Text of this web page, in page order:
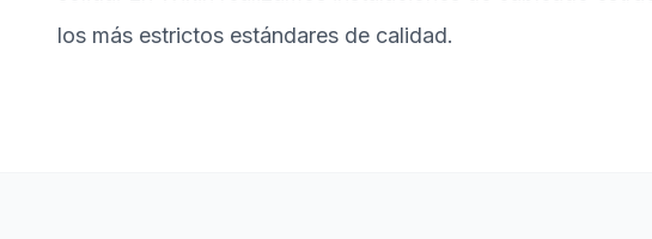
los más estrictos estándares de calidad.